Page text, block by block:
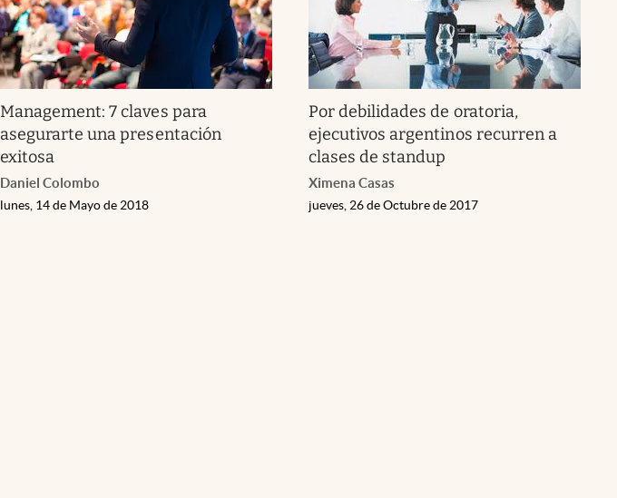
Management: 7 claves para
asegurarte una presentación
exitosa
Daniel Colombo
lunes, 14 de Mayo de 2018
Por debilidades de oratoria,
ejecutivos argentinos recurren a
clases de standup
Ximena Casas
jueves, 26 de Octubre de 2017